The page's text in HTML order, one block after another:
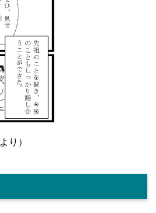
り）